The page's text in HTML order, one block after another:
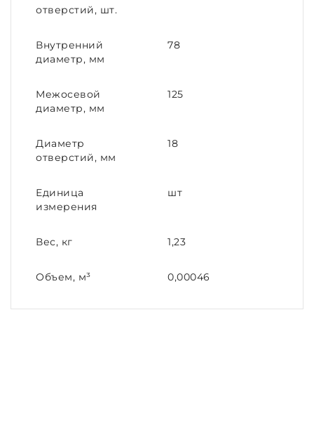
отверстий, шт.
Внутренний
диаметр, мм
78
Межосевой
диаметр, мм
125
Диаметр
отверстий, мм
18
Единица
измерения
шт
Вес, кг 1,23
Объем, м³ 0,00046